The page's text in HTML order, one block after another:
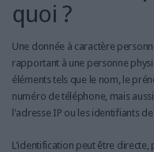
LE MAGAZINE
LES BASES DE DONNÉES
L'ESPACE EMPLOI
L'AGENDA
LES LIVRES BLANCS
quoi ?
Une donnée à caractère
rapportant à une personne
éléments tels que le nom, le
numéro de téléphone, mais
l'adresse IP ou les identifiants
L'identification peut être directe,